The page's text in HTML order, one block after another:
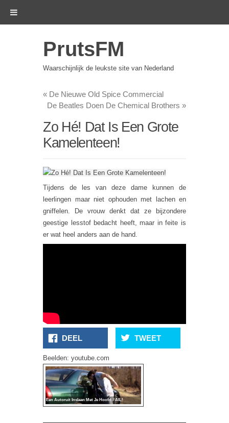
PrutsFM
Waarschijnlijk de leukste site van Nederland
« De Nieuwe Old Spice Commercial
De Beatles Doen De Chemical Brothers »
Zo Hé! Dat Is Een Grote
Kamelenteen!
Tijdens de les van deze dame kunnen de
leerlingen maar niet ophouden met lachen en
gniffelen. De vrouw denkt dat ze bijzondere
geestige lesstof bedacht heeft, maar in feite is
er wat heel anders aan de hand.
DEEL TWEET
Beelden: youtube.com
Een Autoruit Inslaan Met Je Hoofd FAIL!